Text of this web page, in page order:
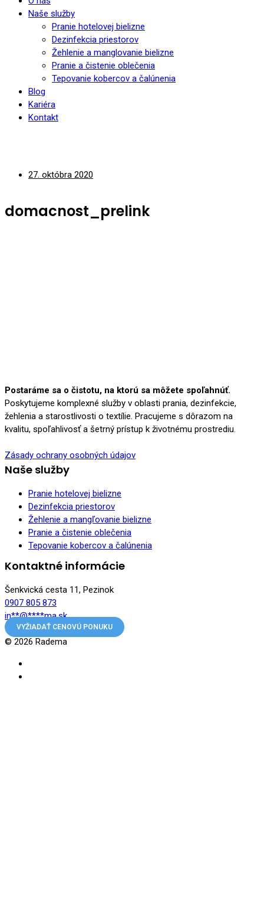
Naše služby
Pranie hotelovej bielizne
Dezinfekcia priestorov
Žehlenie a manglovanie bielizne
Pranie a čistenie oblečenia
Tepovanie kobercov a čalúnenia
Blog
Kariéra
Kontakt
27. októbra 2020
domacnost_prelink
Postaráme sa o čistotu, na ktorú sa môžete spoľahnúť.
Poskytujeme komplexné služby v oblasti prania, dezinfekcie,
žehlenia a starostlivosti o textílie. Pracujeme s dôrazom na
kvalitu, spoľahlivosť a šetrný prístup k životnému prostrediu.
Zásady ochrany osobných údajov
Naše služby
Pranie hotelovej bielizne
Dezinfekcia priestorov
Žehlenie a mangľovanie bielizne
Pranie a čistenie oblečenia
Tepovanie kobercov a čalúnenia
Kontaktné informácie
Šenkvická cesta 11, Pezinok
0907 805 873
in**@****ma.sk
VYŽIADAŤ CENOVÚ PONUKU
© 2026 Radema